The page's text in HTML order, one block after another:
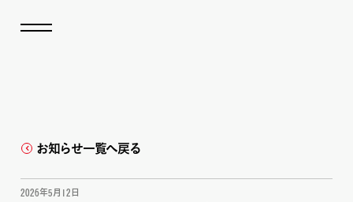
お知らせ一覧へ戻る
2026年5月12日